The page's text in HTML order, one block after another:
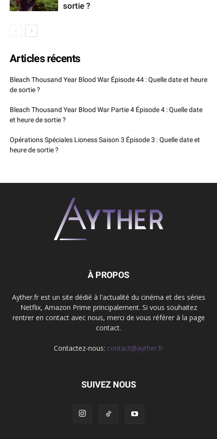
sortie ?
Articles récents
Bleach Thousand Year Blood War Épisode 44 : Quelle date et heure
de sortie ?
Bleach Thousand Year Blood War Partie 4 Épisode 4 : Quelle date
et heure de sortie ?
Opérations Spéciales Lioness Saison 3 Épisode 3 : Quelle date et
heure de sortie ?
À PROPOS
Ayther.fr est un site dédié à l'actualité du cinéma et des séries
Netflix, Amazon Prime principalement. Si vous souhaitez
rentrer en contact avec nous, merci de vous référer à la page
contact.
Contactez-nous: contact@ayther.fr
SUIVEZ NOUS